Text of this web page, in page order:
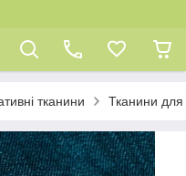
тканини Тканини для